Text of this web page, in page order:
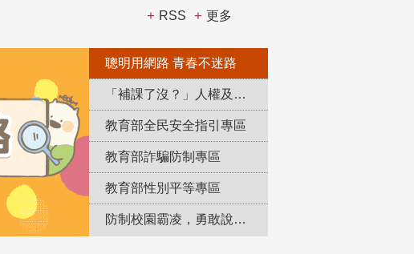
RSS 更多
聰明用網路 青春不迷路
「補課了沒？」人權及轉型正義教育專區
教育部全民安全指引專區
教育部詐騙防制專區
教育部性別平等專區
防制校園霸凌，勇敢說出來！